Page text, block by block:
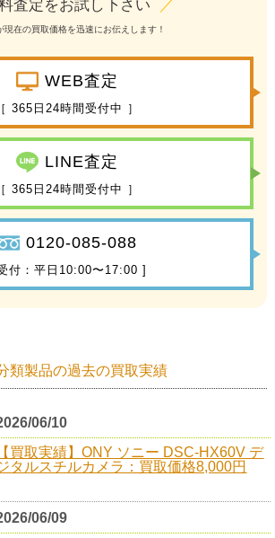
査定をお試し下さい ／
現在の買取価格を迅速にお伝えします！
WEB査定
［ 365日24時間受付中 ］
LINE査定
［ 365日24時間受付中 ］
0120-085-088
付：平日10:00〜17:00 ]
類製品の過去の買取実績
06/10
【買取実績】ONY ソニー DSC-HX60V デ
タルスチルカメラ：買取価格8,000円
06/09